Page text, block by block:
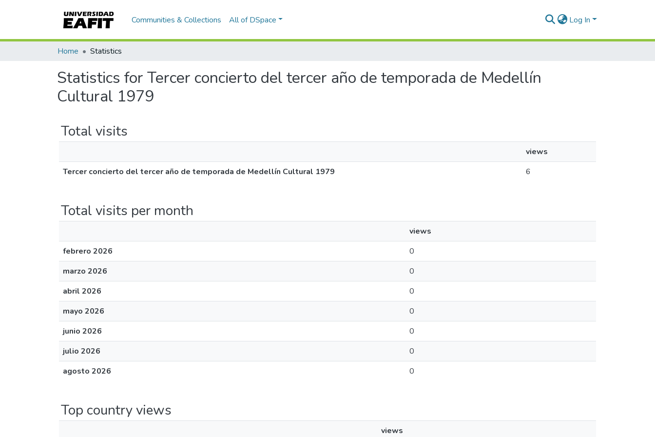
Communities & Collections All of DSpace Log In
Home Statistics
Statistics for Tercer concierto del tercer año de temporada de Medellín
Cultural 1979
Total visits
views
Tercer concierto del tercer año de temporada de Medellín Cultural 1979
6
Total visits per month
views
febrero 2026
0
marzo 2026
0
abril 2026
0
mayo 2026
0
junio 2026
0
julio 2026
0
agosto 2026
0
Top country views
views